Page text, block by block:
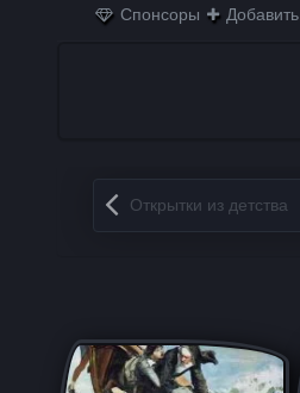
Спонсоры Добавить
Запись навигация
Откpытки из детcтва